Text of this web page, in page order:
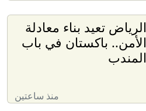
الرياض تعيد بناء معادلة
الأمن.. باكستان في باب
المندب
منذ ساعتين